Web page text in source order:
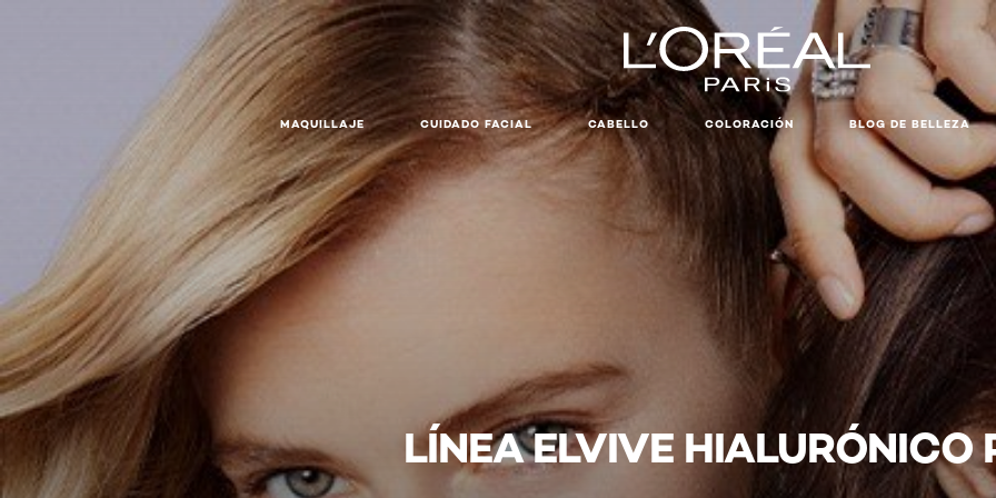
MAQUILLAJE CUIDADO FACIAL CABELLO COLORACIÓN BLOG DE BELLEZA
LÍNEA ELVIVE HIALURÓNICO